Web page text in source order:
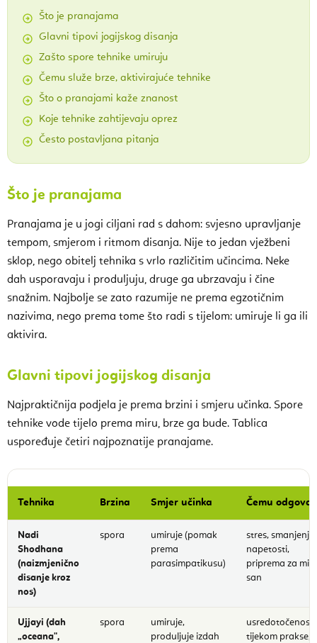
Što je pranajama
Glavni tipovi jogijskog disanja
Zašto spore tehnike umiruju
Čemu služe brze, aktivirajuće tehnike
Što o pranajami kaže znanost
Koje tehnike zahtijevaju oprez
Često postavljana pitanja
Što je pranajama
Pranajama je u jogi ciljani rad s dahom: svjesno upravljanje
tempom, smjerom i ritmom disanja. Nije to jedan vježbeni
sklop, nego obitelj tehnika s vrlo različitim učincima. Neke
dah usporavaju i produljuju, druge ga ubrzavaju i čine
snažnim. Najbolje se zato razumije ne prema egzotičnim
nazivima, nego prema tome što radi s tijelom: umiruje li ga ili
aktivira.
Glavni tipovi jogijskog disanja
Najpraktičnija podjela je prema brzini i smjeru učinka. Spore
tehnike vode tijelo prema miru, brze ga bude. Tablica
uspoređuje četiri najpoznatije pranajame.
Tehnika Brzina Smjer učinka Čemu
Nadi
Shodhana
(naizmjenično
disanje kroz
nos)
spora
umiruje (pomak
prema
parasimpatikusu)
stres, smanjenje
napetosti,
priprema za mir i
san
Ujjayi (dah
„oceana",
spora
umiruje,
produljuje izdah
usredotočenost
tijekom prakse,